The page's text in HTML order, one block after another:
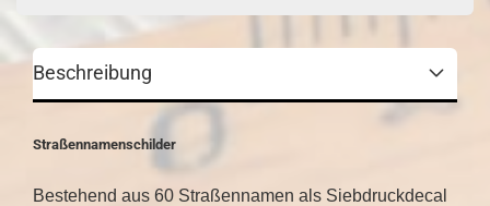
Beschreibung
Straßennamenschilder
Bestehend aus 60 Straßennamen als Siebdruckdecal